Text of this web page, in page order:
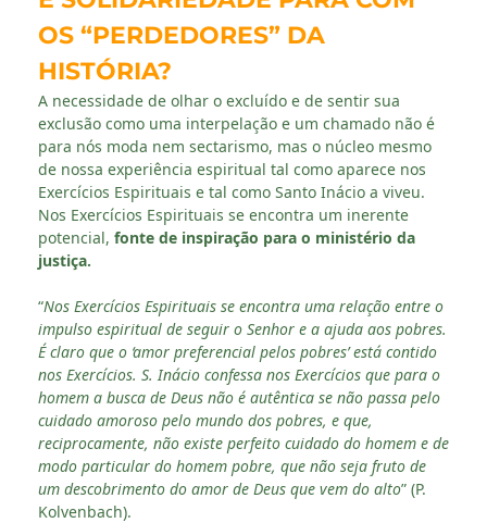
OS “PERDEDORES” DA
HISTÓRIA?
A necessidade de olhar o excluído e de sentir sua
exclusão como uma interpelação e um chamado não é
para nós moda nem sectarismo, mas o núcleo mesmo
de nossa experiência espiritual tal como aparece nos
Exercícios Espirituais e tal como Santo Inácio a viveu.
Nos Exercícios Espirituais se encontra um inerente
potencial, fonte de inspiração para o ministério da
justiça.
“Nos Exercícios Espirituais se encontra uma relação entre o
impulso espiritual de seguir o Senhor e a ajuda aos pobres.
É claro que o ‘amor preferencial pelos pobres’ está contido
nos Exercícios. S. Inácio confessa nos Exercícios que para o
homem a busca de Deus não é autêntica se não passa pelo
cuidado amoroso pelo mundo dos pobres, e que,
reciprocamente, não existe perfeito cuidado do homem e de
modo particular do homem pobre, que não seja fruto de
um descobrimento do amor de Deus que vem do alto” (P.
Kolvenbach).